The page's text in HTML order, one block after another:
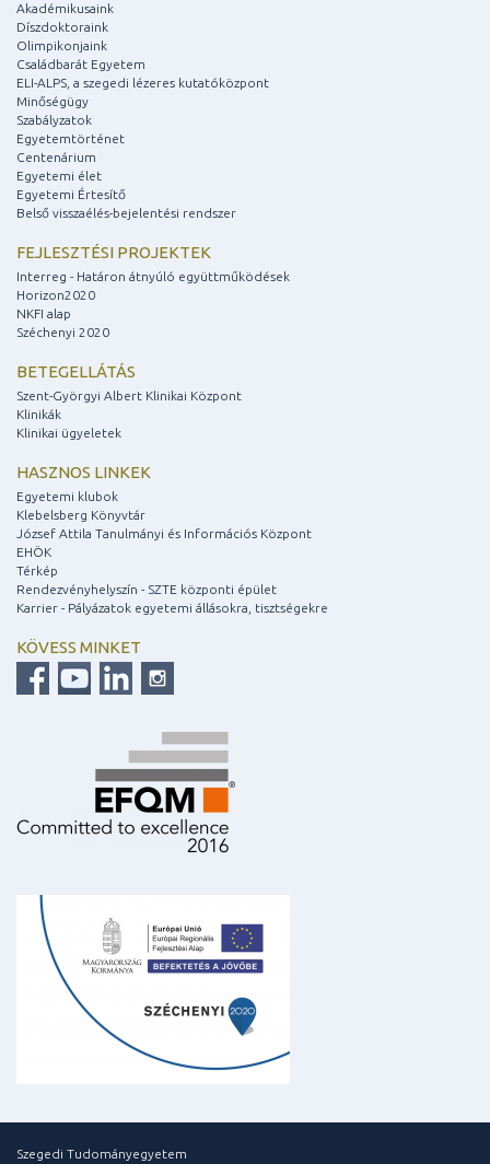
Akadémikusaink
Díszdoktoraink
Olimpikonjaink
Családbarát Egyetem
ELI-ALPS, a szegedi lézeres kutatóközpont
Minőségügy
Szabályzatok
Egyetemtörténet
Centenárium
Egyetemi élet
Egyetemi Értesítő
Belső visszaélés-bejelentési rendszer
FEJLESZTÉSI PROJEKTEK
Interreg - Határon átnyúló együttműködések
Horizon2020
NKFI alap
Széchenyi 2020
BETEGELLÁTÁS
Szent-Györgyi Albert Klinikai Központ
Klinikák
Klinikai ügyeletek
HASZNOS LINKEK
Egyetemi klubok
Klebelsberg Könyvtár
József Attila Tanulmányi és Információs Központ
EHÖK
Térkép
Rendezvényhelyszín - SZTE központi épület
Karrier - Pályázatok egyetemi állásokra, tisztségekre
KÖVESS MINKET
Szegedi Tudományegyetem